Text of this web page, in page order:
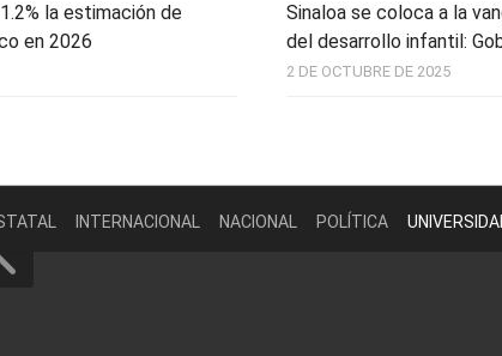
la estimación de
en 2026
Sinaloa se coloca a la
del desarrollo infantil:
2 DE OCTUBRE DE 2025
INTERNACIONAL NACIONAL POLÍTICA